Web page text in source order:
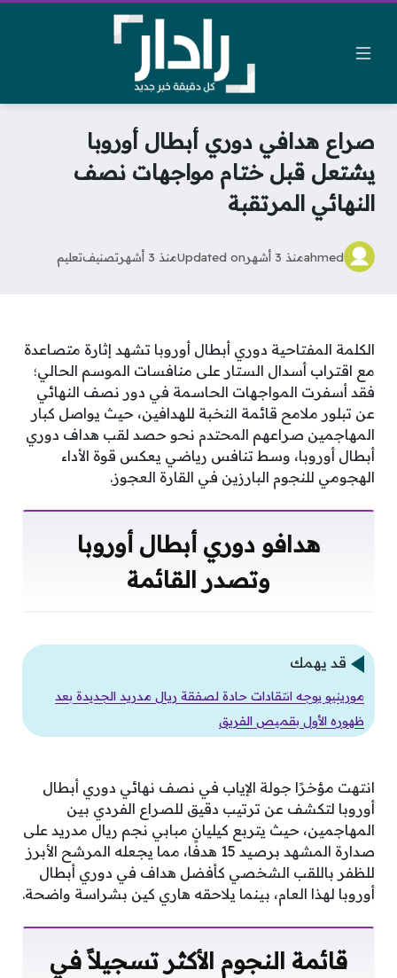
صراع هدافي دوري أبطال أوروبا
يشتعل قبل ختام مواجهات نصف
النهائي المرتقبة
ahmedمنذ 3 أشهر Updated onمنذ 3 أشهر تصنيفتعليم
الكلمة المفتاحية دوري أبطال أوروبا تشهد إثارة متصاعدة
مع اقتراب أسدال الستار على منافسات الموسم الحالي؛
فقد أسفرت المواجهات الحاسمة في دور نصف النهائي
عن تبلور ملامح قائمة النخبة للهدافين، حيث يواصل كبار
المهاجمين صراعهم المحتدم نحو حصد لقب هداف دوري
أبطال أوروبا، وسط تنافس رياضي يعكس قوة الأداء
الهجومي للنجوم البارزين في القارة العجوز.
هدافو دوري أبطال أوروبا
وتصدر القائمة
قد يهمك
مورينيو يوجه انتقادات حادة لصفقة ريال مدريد الجديدة بعد
ظهوره الأول بقميص الفريق
انتهت مؤخرًا جولة الإياب في نصف نهائي دوري أبطال
أوروبا لتكشف عن ترتيب دقيق للصراع الفردي بين
المهاجمين، حيث يتربع كيليان مبابي نجم ريال مدريد على
صدارة المشهد برصيد 15 هدفًا، مما يجعله المرشح الأبرز
للظفر باللقب الشخصي كأفضل هداف في دوري أبطال
أوروبا لهذا العام، بينما يلاحقه هاري كين بشراسة واضحة.
قائمة النجوم الأكثر تسجيلاً في